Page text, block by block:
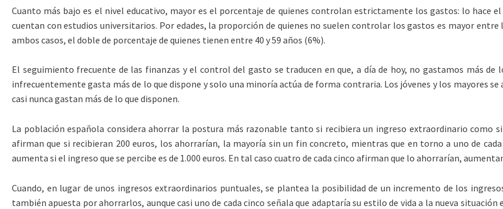
Cuanto más bajo es el nivel educativo, mayor es el porcentaje de quienes controlan estrictamente los gastos: lo hace
cuentan con estudios universitarios. Por edades, la proporción de quienes no suelen controlar los gastos es mayor entre
ambos casos, el doble de porcentaje de quienes tienen entre 40 y 59 años (6%).
El seguimiento frecuente de las finanzas y el control del gasto se traducen en que, a día de hoy, no gastamos más de
infrecuentemente gasta más de lo que dispone y solo una minoría actúa de forma contraria. Los jóvenes y los mayores
casi nunca gastan más de lo que disponen.
La población española considera ahorrar la postura más razonable tanto si recibiera un ingreso extraordinario como
afirman que si recibieran 200 euros, los ahorrarían, la mayoría sin un fin concreto, mientras que en torno a uno de
aumenta si el ingreso que se percibe es de 1.000 euros. En tal caso cuatro de cada cinco afirman que lo ahorrarían,
Cuando, en lugar de unos ingresos extraordinarios puntuales, se plantea la posibilidad de un incremento de los
también apuesta por ahorrarlos, aunque casi uno de cada cinco señala que adaptaría su estilo de vida a la nueva